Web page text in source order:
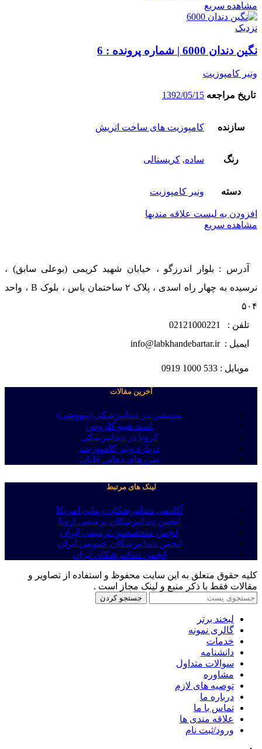
مشاهده سریع
نزدیک
نگین دندان 6000 | شماره پرونده : 6
ونیر کامپوزیت
تاریخ مراجعه 1392/05/15
سازنده کامپوزیت های ساخت اتریش
رنگ ساده, کریستالی
دسته ونیر کامپوزیت
افزودن به لیست علاقه مندیها
مشاهده سریع
آدرس : بلوار اندرزگو ، خیابان شهید کریمی (بوعلی سابق) ،
نرسیده به چهار راه اسدی ، پلاک ۲ ساختمان یاس ، بلوک B ، واحد
۵۰۴
تلفن : 02121000221
ایمیل : info@labkhandebartar.ir
موبایل : 533 1000 0919
آخرین مقالات
سدیشن در دندانپزشکی (بیهوشی)
اسید هیپو کلروس
کرونا در دندانپزشکی
درباره ونیر کامپوزیت
ضررهای دهانی قلیان
لینک های مرتبط
آکادمی دندانپزشکان زیبایی امریکا
انجمن دندانپزشکان ترمیمی اروپا
انجمن متخصصین ترمیمی ایران
انجمن دندانپزشکان عمومی ایران
انجمن دندانپزشکان ایران
کلیه حقوق متعلق به این سایت محفوظ و استفاده از تصاویر و
مقالات فقط با ذکر منبع و لینک مجاز است .
جستجو کردن
لبخند برتر
گالری نمونه
خدمات
دانشنامه
سوالات متداول
مشاوره
توصیه های لازم
درباره ما
تماس با ما
علاقه مندی ها
ورود/ثبت نام